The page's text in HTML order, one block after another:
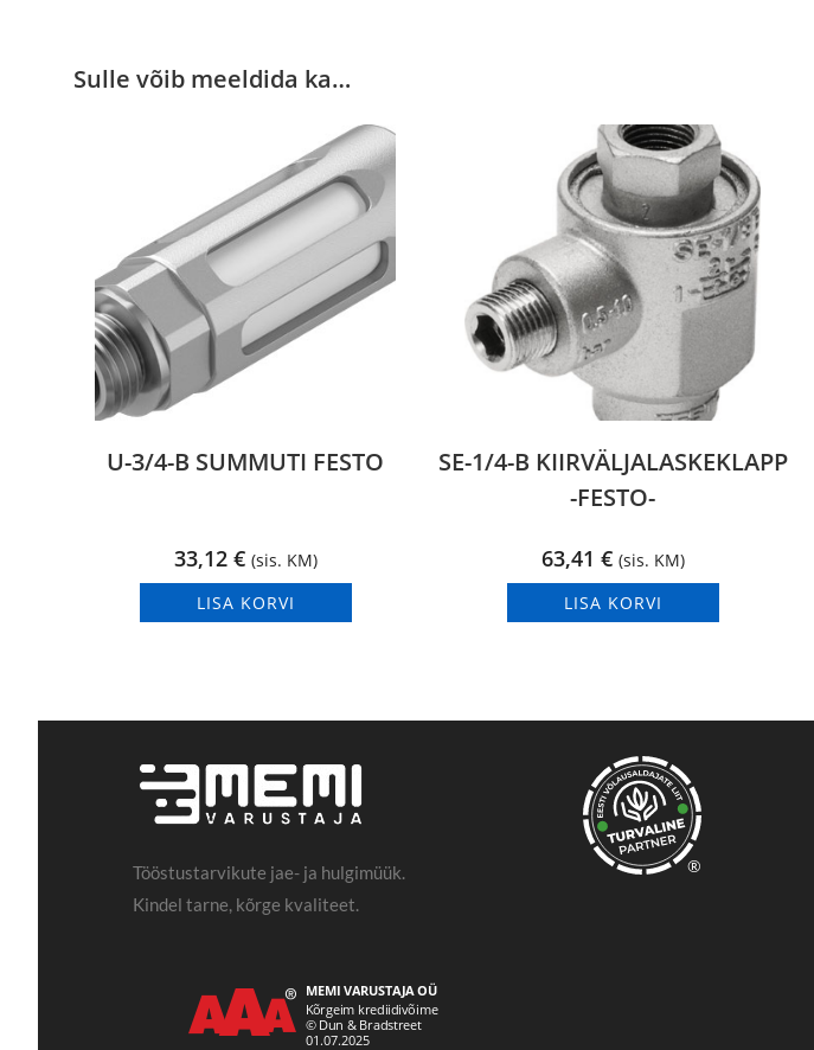
Sulle võib meeldida ka…
U-3/4-B SUMMUTI FESTO
33,12 € (sis. KM)
LISA KORVI
SE-1/4-B KIIRVÄLJALASKEKLAPP
-FESTO-
63,41 € (sis. KM)
LISA KORVI
Tööstustarvikute jae- ja hulgimüük.
Kindel tarne, kõrge kvaliteet.
®